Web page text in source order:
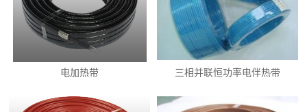
电加热带 三相并联恒功率电伴热带